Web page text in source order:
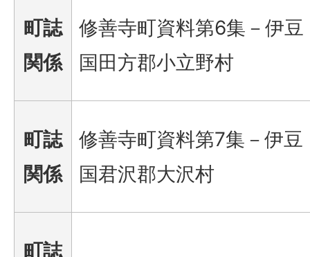
町誌
関係
修善寺町資料第6集－伊豆
国田方郡小立野村
町誌
関係
修善寺町資料第7集－伊豆
国君沢郡大沢村
町誌